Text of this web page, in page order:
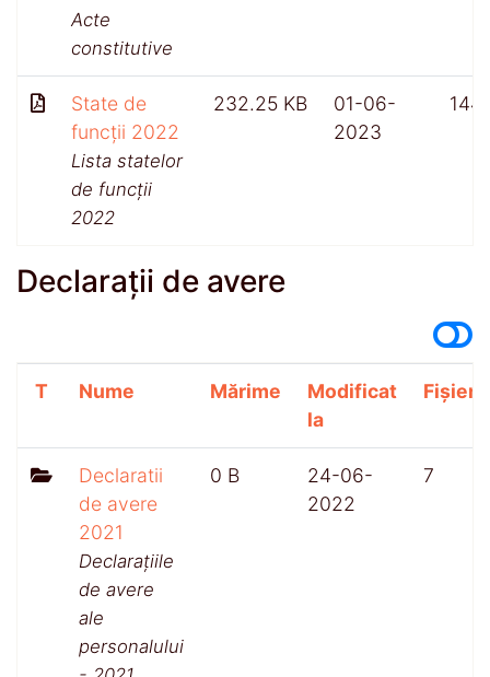
Acte
constitutive
State de
funcții 2022
Lista statelor
de funcții
2022
232.25 KB
01-06-
2023
Declarații de avere
T Nume Mărime
Modificat
la
Fișiere
Declaratii
de avere
2021
Declarațiile
de avere
ale
personalului
0 B
24-06-
2022
7